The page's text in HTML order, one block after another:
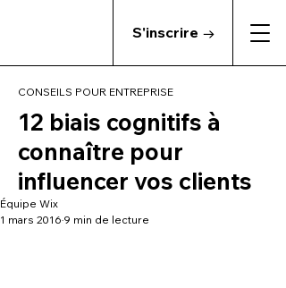
S'inscrire →
CONSEILS POUR ENTREPRISE
12 biais cognitifs à
connaître pour
influencer vos clients
Équipe Wix
1 mars 2016 9 min de lecture